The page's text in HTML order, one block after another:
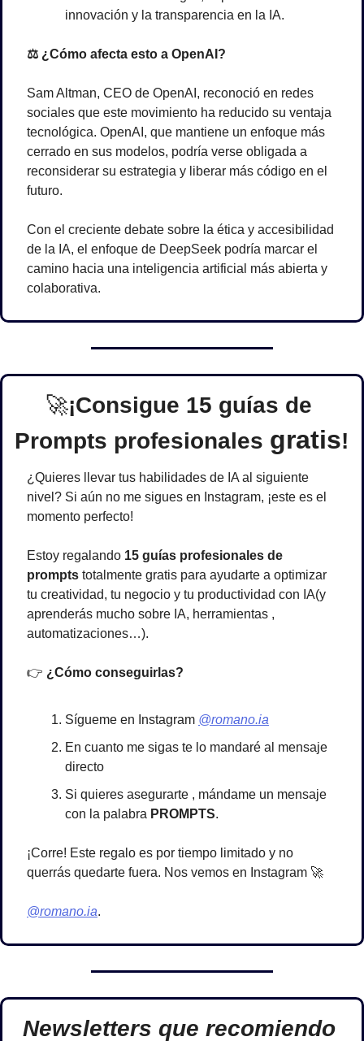
innovación y la transparencia en la IA.
⚖️ ¿Cómo afecta esto a OpenAI?
Sam Altman, CEO de OpenAI, reconoció en redes
sociales que este movimiento ha reducido su ventaja
tecnológica. OpenAI, que mantiene un enfoque más
cerrado en sus modelos, podría verse obligada a
reconsiderar su estrategia y liberar más código en el
futuro.
Con el creciente debate sobre la ética y accesibilidad
de la IA, el enfoque de DeepSeek podría marcar el
camino hacia una inteligencia artificial más abierta y
colaborativa.
🚀¡Consigue 15 guías de
Prompts profesionales gratis!
¿Quieres llevar tus habilidades de IA al siguiente
nivel? Si aún no me sigues en Instagram, ¡este es el
momento perfecto!
Estoy regalando 15 guías profesionales de
prompts totalmente gratis para ayudarte a optimizar
tu creatividad, tu negocio y tu productividad con IA(y
aprenderás mucho sobre IA, herramientas ,
automatizaciones…).
👉 ¿Cómo conseguirlas?
Sígueme en Instagram @romano.ia
En cuanto me sigas te lo mandaré al mensaje
directo
Si quieres asegurarte , mándame un mensaje
con la palabra PROMPTS.
¡Corre! Este regalo es por tiempo limitado y no
querrás quedarte fuera. Nos vemos en Instagram 🚀
@romano.ia.
Newsletters que recomiendo